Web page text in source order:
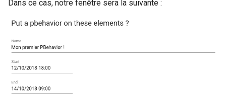
Dans ce cas, notre fenêtre sera la suivante :